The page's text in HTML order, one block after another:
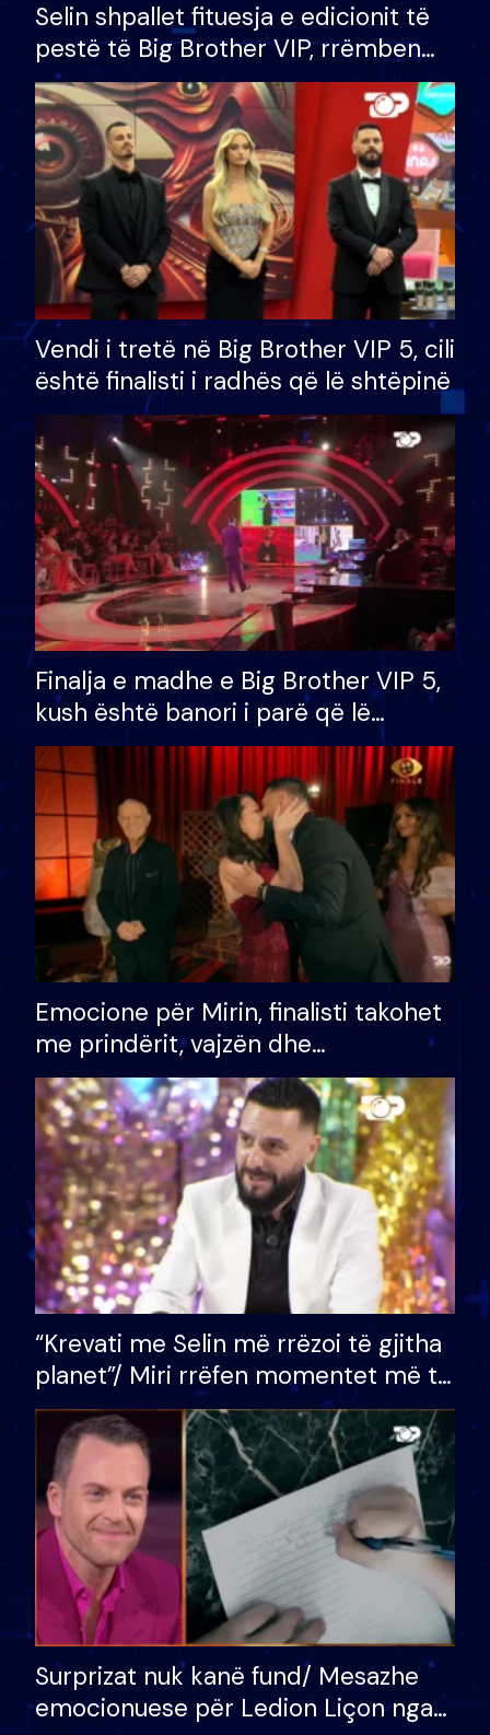
Selin shpallet fituesja e edicionit të
pestë të Big Brother VIP, rrëmben
çmimin e madh prej 100 mijë eurosh
Vendi i tretë në Big Brother VIP 5, cili
është finalisti i radhës që lë shtëpinë
Finalja e madhe e Big Brother VIP 5,
kush është banori i parë që lë
shtëpinë dhe humb mundësinë për
të fituar çmimin e madh
Emocione për Mirin, finalisti takohet
me prindërit, vajzën dhe
bashkëshorten: S’kemi ndonjë letër
divorci apo jo?
“Krevati me Selin më rrëzoi të gjitha
planet”/ Miri rrëfen momentet më të
bukura në shtëpinë e BB VIP: Do më
mungojë zilja e mëngjesit kur…
Surprizat nuk kanë fund/ Mesazhe
emocionuese për Ledion Liçon nga